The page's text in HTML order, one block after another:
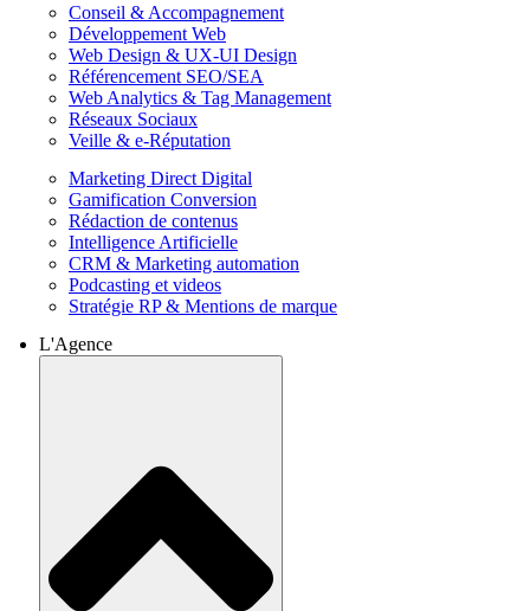
Conseil & Accompagnement
Développement Web
Web Design & UX-UI Design
Référencement SEO/SEA
Web Analytics & Tag Management
Réseaux Sociaux
Veille & e-Réputation
Marketing Direct Digital
Gamification Conversion
Rédaction de contenus
Intelligence Artificielle
CRM & Marketing automation
Podcasting et videos
Stratégie RP & Mentions de marque
L'Agence